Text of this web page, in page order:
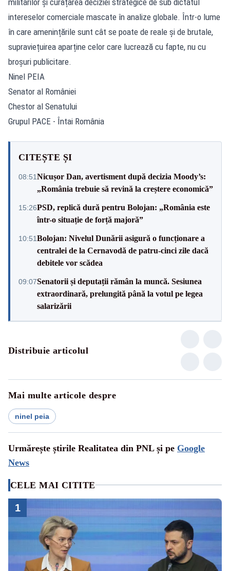
intereselor comerciale mascate în analize globale. Într-o lume
în care amenințările sunt cât se poate de reale și de brutale,
supraviețuirea aparține celor care lucrează cu fapte, nu cu
broșuri publicitare.
Ninel PEIA
Senator al României
Chestor al Senatului
Grupul PACE - Întai România
CITEȘTE ȘI
08:51Nicușor Dan, avertisment după decizia Moody’s:
„România trebuie să revină la creștere economică”
15:26PSD, replică dură pentru Bolojan: „România este
într-o situație de forță majoră”
10:51Bolojan: Nivelul Dunării asigură o funcționare a
centralei de la Cernavodă de patru-cinci zile dacă
debitele vor scădea
09:07Senatorii și deputații rămân la muncă. Sesiunea
extraordinară, prelungită până la votul pe legea
salarizării
Distribuie articolul
Mai multe articole despre
ninel peia
Urmărește știrile Realitatea din PNL și pe Google
News
CELE MAI CITITE
1